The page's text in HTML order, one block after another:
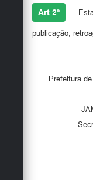
Art 2º
publicação,
Prefeitura